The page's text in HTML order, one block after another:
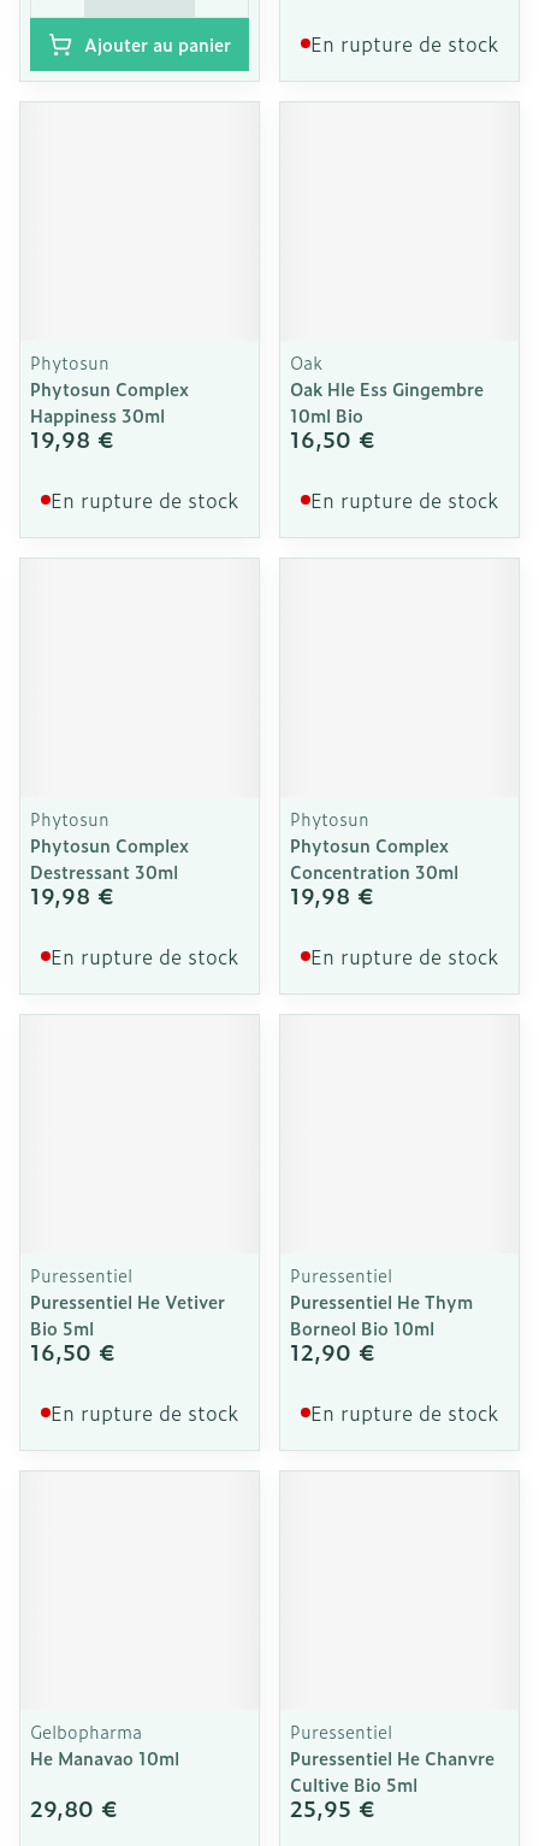
Ajouter au panier En rupture de stock
Phytosun
Phytosun Complex
Happiness 30ml
19,98 €
En rupture de stock
Oak
Oak Hle Ess Gingembre
10ml Bio
16,50 €
En rupture de stock
Phytosun
Phytosun Complex
Destressant 30ml
19,98 €
En rupture de stock
Phytosun
Phytosun Complex
Concentration 30ml
19,98 €
En rupture de stock
Puressentiel
Puressentiel He Vetiver
Bio 5ml
16,50 €
En rupture de stock
Puressentiel
Puressentiel He Thym
Borneol Bio 10ml
12,90 €
En rupture de stock
Gelbopharma
He Manavao 10ml
29,80 €
Puressentiel
Puressentiel He Chanvre
Cultive Bio 5ml
25,95 €